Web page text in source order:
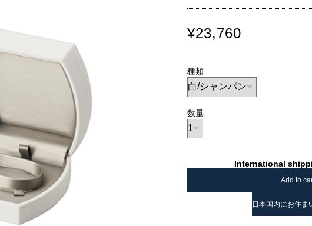
¥23,760
種類
数量
International
Add to
日本国内にお住ま